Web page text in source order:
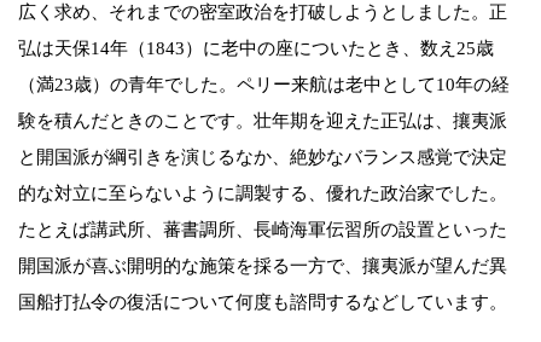
広く求め、それまでの密室政治を打破しようとしました。正
弘は天保14年（1843）に老中の座についたとき、数え25歳
（満23歳）の青年でした。ペリー来航は老中として10年の経
験を積んだときのことです。壮年期を迎えた正弘は、攘夷派
と開国派が綱引きを演じるなか、絶妙なバランス感覚で決定
的な対立に至らないように調製する、優れた政治家でした。
たとえば講武所、蕃書調所、長崎海軍伝習所の設置といった
開国派が喜ぶ開明的な施策を採る一方で、攘夷派が望んだ異
国船打払令の復活について何度も諮問するなどしています。